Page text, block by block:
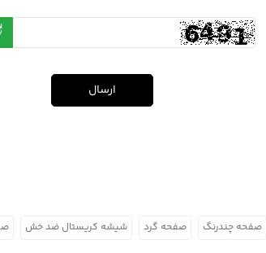
ارسال
صفحه چندرنگ صفحه گرد شیشه کریستال ضد خش